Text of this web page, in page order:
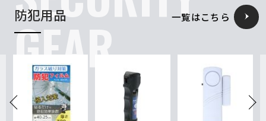
防犯用品
GEAR 一覧はこちら